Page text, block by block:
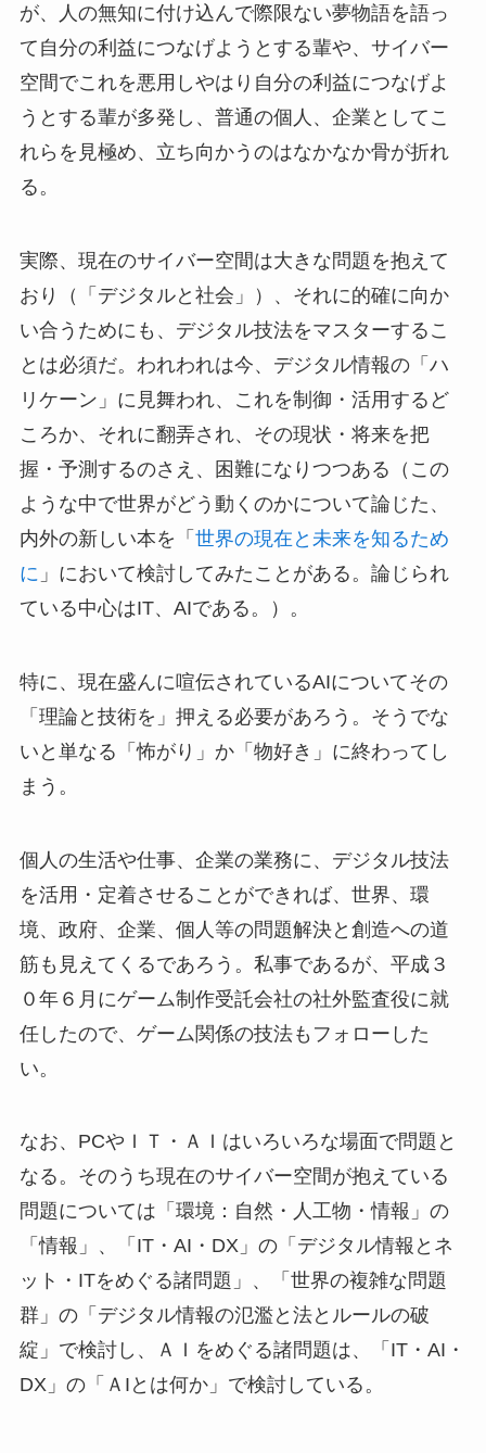
が、人の無知に付け込んで際限ない夢物語を語っ
て自分の利益につなげようとする輩や、サイバー
空間でこれを悪用しやはり自分の利益につなげよ
うとする輩が多発し、普通の個人、企業としてこ
れらを見極め、立ち向かうのはなかなか骨が折れ
る。
実際、現在のサイバー空間は大きな問題を抱えて
おり（「デジタルと社会」）、それに的確に向か
い合うためにも、デジタル技法をマスターするこ
とは必須だ。われわれは今、デジタル情報の「ハ
リケーン」に見舞われ、これを制御・活用するど
ころか、それに翻弄され、その現状・将来を把
握・予測するのさえ、困難になりつつある（この
ような中で世界がどう動くのかについて論じた、
内外の新しい本を「 世界の現在と未来を知るため
に 」において検討してみたことがある。論じられ
ている中心はIT、AIである。）。
特に、現在盛んに喧伝されているAIについてその
「理論と技術を」押える必要があろう。そうでな
いと単なる「怖がり」か「物好き」に終わってし
まう。
個人の生活や仕事、企業の業務に、デジタル技法
を活用・定着させることができれば、世界、環
境、政府、企業、個人等の問題解決と創造への道
筋も見えてくるであろう。私事であるが、平成３
０年６月にゲーム制作受託会社の社外監査役に就
任したので、ゲーム関係の技法もフォローした
い。
なお、PCやＩＴ・ＡＩはいろいろな場面で問題と
なる。そのうち現在のサイバー空間が抱えている
問題については「環境：自然・人工物・情報」の
「情報」、「IT・AI・DX」の「デジタル情報とネ
ット・ITをめぐる諸問題」、「世界の複雑な問題
群」の「デジタル情報の氾濫と法とルールの破
綻」で検討し、ＡＩをめぐる諸問題は、「IT・AI・
DX」の「ＡIとは何か」で検討している。